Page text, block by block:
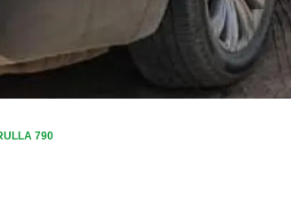
790